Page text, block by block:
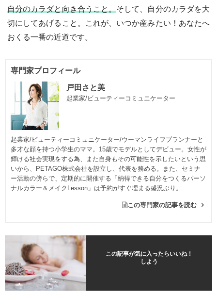
自分のカラダと向き合うこと。そして、自分のカラダを大
切にしてあげること。これが、いつか産みたい！あなたへ
おくる一番の近道です。
専門家プロフィール
戸田さと美
起業家/ビューティーコミュニケーター
起業家/ビューティーコミュニケーター/ウーマンライフプランナーと
多才な顔を持つ小学生のママ。15歳でモデルとしてデビュー。女性が
輝ける社会実現をする為、また自身もその可能性を示したいという思
いから、PETAGO株式会社を設立し、代表を務める。また、セミナ
ー活動の傍らで、定期的に開催する「納得できる自分をつくるパーソ
ナルカラー＆メイクLesson」は予約がすぐ埋まる盛況ぶり。
この専門家の記事を読む
この記事が気に入ったらいいね！
しよう